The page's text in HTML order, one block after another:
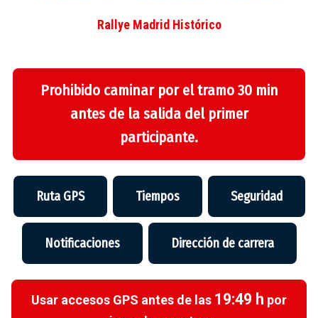
Rallye Madrid Histórico
Prohibido caminar por el tramo 30 min
antes de la salida del primer
participante.
Ruta GPS Tiempos Seguridad
Notificaciones Dirección de carrera
Usar accesos GPS antes de las 19:49 h por